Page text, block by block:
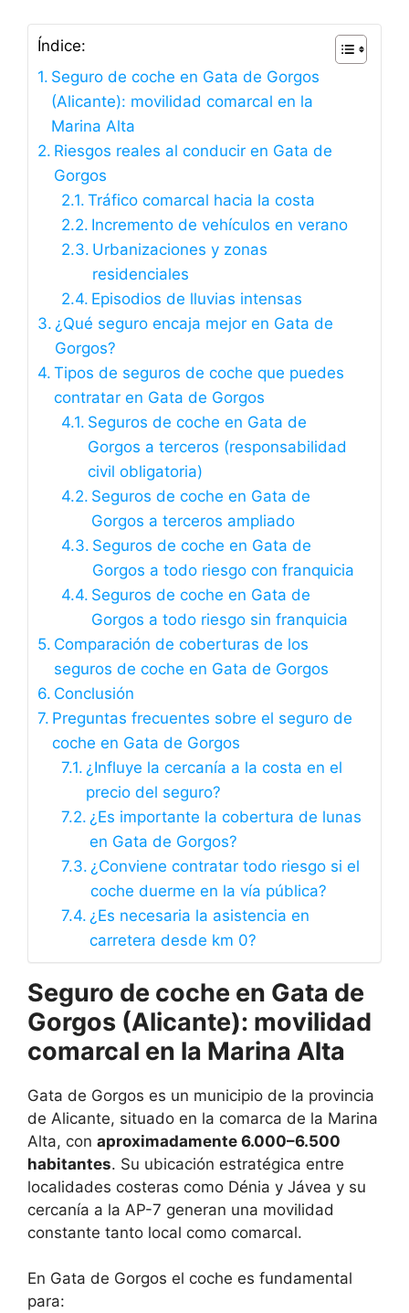
Índice:
Seguro de coche en Gata de Gorgos
(Alicante): movilidad comarcal en la
Marina Alta
Riesgos reales al conducir en Gata de
Gorgos
Tráfico comarcal hacia la costa
Incremento de vehículos en verano
Urbanizaciones y zonas
residenciales
Episodios de lluvias intensas
¿Qué seguro encaja mejor en Gata de
Gorgos?
Tipos de seguros de coche que puedes
contratar en Gata de Gorgos
Seguros de coche en Gata de
Gorgos a terceros (responsabilidad
civil obligatoria)
Seguros de coche en Gata de
Gorgos a terceros ampliado
Seguros de coche en Gata de
Gorgos a todo riesgo con franquicia
Seguros de coche en Gata de
Gorgos a todo riesgo sin franquicia
Comparación de coberturas de los
seguros de coche en Gata de Gorgos
Conclusión
Preguntas frecuentes sobre el seguro de
coche en Gata de Gorgos
¿Influye la cercanía a la costa en el
precio del seguro?
¿Es importante la cobertura de lunas
en Gata de Gorgos?
¿Conviene contratar todo riesgo si el
coche duerme en la vía pública?
¿Es necesaria la asistencia en
carretera desde km 0?
Seguro de coche en Gata de
Gorgos (Alicante): movilidad
comarcal en la Marina Alta
Gata de Gorgos es un municipio de la provincia
de Alicante, situado en la comarca de la Marina
Alta, con aproximadamente 6.000–6.500
habitantes. Su ubicación estratégica entre
localidades costeras como Dénia y Jávea y su
cercanía a la AP-7 generan una movilidad
constante tanto local como comarcal.
En Gata de Gorgos el coche es fundamental
para: